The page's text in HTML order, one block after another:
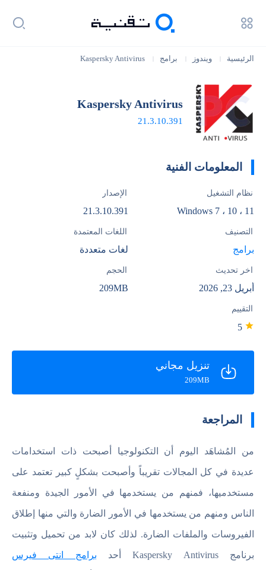
الرئيسية ويندوز برامج Kaspersky Antivirus
Kaspersky Antivirus
21.3.10.391
المعلومات الفنية
نظام التشغيل
Windows 7 ، 10 ، 11
الإصدار
21.3.10.391
التصنيف
برامج
اللغات المعتمدة
لغات متعددة
آخر تحديث
أبريل 23, 2026
الحجم
209MB
التقييم
تنزيل مجاني
209MB
المراجعة
من المُشاهَد اليوم أن التكنولوجيا أصبحت ذات استخدامات
عديدة في كل المجالات تقريباً وأصبحت بشكلٍ كبير تعتمد على
مستخدميها، فمنهم من يستخدمها في الأمور الجيدة ومنفعة
الناس ومنهم من يستخدمها في الأمور الضارة والتي منها إطلاق
الفيروسات والملفات الضارة. لذلك كان لابد من تحميل وتثبيت
برنامج Kaspersky Antivirus أحد برامج انتى فيرس